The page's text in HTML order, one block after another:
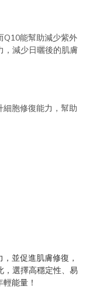
Q10能幫助減少紫外
，減少日曬後的肌膚
胞修復能力，幫助
並促進肌膚修復，
，選擇高穩定性、易
能量！